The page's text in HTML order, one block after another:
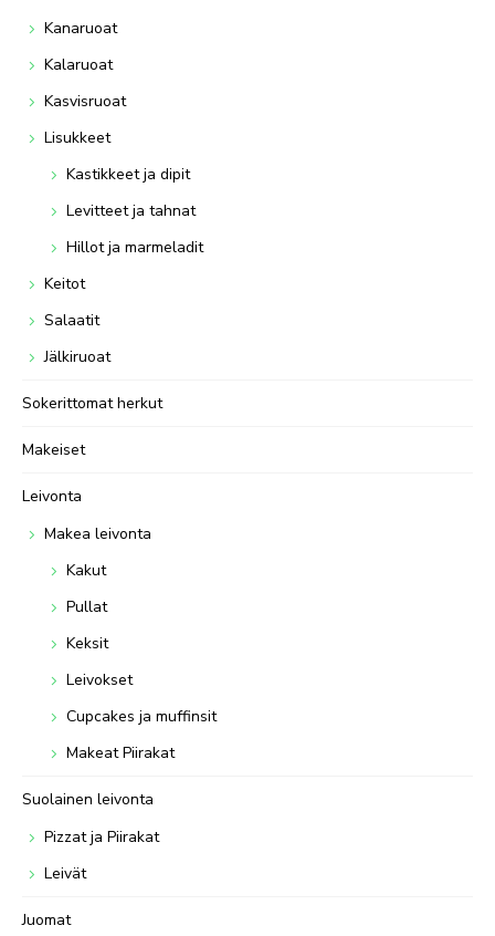
Kanaruoat
Kalaruoat
Kasvisruoat
Lisukkeet
Kastikkeet ja dipit
Levitteet ja tahnat
Hillot ja marmeladit
Keitot
Salaatit
Jälkiruoat
Sokerittomat herkut
Makeiset
Leivonta
Makea leivonta
Kakut
Pullat
Keksit
Leivokset
Cupcakes ja muffinsit
Makeat Piirakat
Suolainen leivonta
Pizzat ja Piirakat
Leivät
Juomat